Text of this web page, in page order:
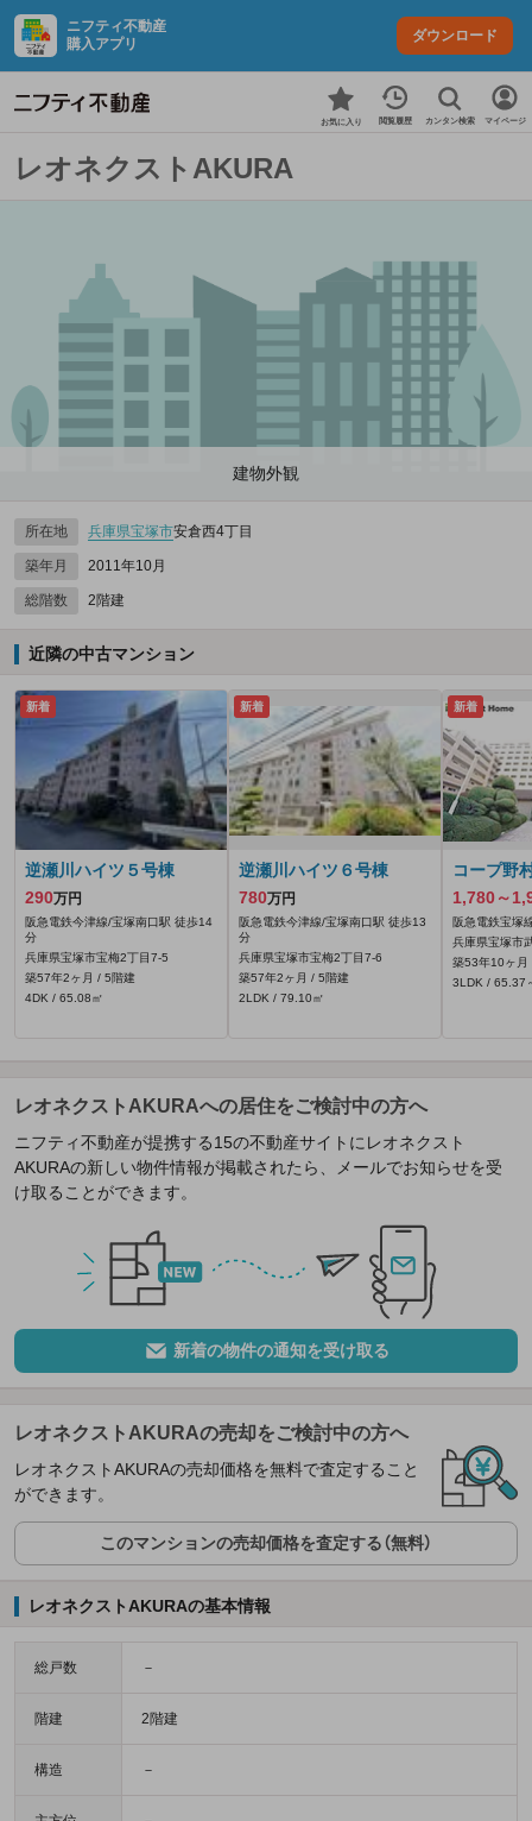
ニフティ不動産
購入アプリ
ダウンロード
お気に入り 閲覧履歴 カンタン検索 マイページ
レオネクストAKURA
建物外観
所在地 兵庫県宝塚市安倉西4丁目
築年月 2011年10月
総階数 2階建
近隣の中古マンション
新着
逆瀬川ハイツ５号棟
290万円
阪急電鉄今津線/宝塚南口駅 徒歩14
分
兵庫県宝塚市宝梅2丁目7-5
築57年2ヶ月 / 5階建
4DK / 65.08㎡
新着
逆瀬川ハイツ６号棟
780万円
阪急電鉄今津線/宝塚南口駅 徒歩13
分
兵庫県宝塚市宝梅2丁目7-6
築57年2ヶ月 / 5階建
2LDK / 79.10㎡
新着
コープ野
1,780～
阪急電鉄宝塚
兵庫県宝塚市
築53年10ヶ月
3LDK / 65.37
レオネクストAKURAへの居住をご検討中の方へ
ニフティ不動産が提携する15の不動産サイトにレオネクスト
AKURAの新しい物件情報が掲載されたら、メールでお知らせを受
け取ることができます。
新着の物件の通知を受け取る
レオネクストAKURAの売却をご検討中の方へ
レオネクストAKURAの売却価格を無料で査定すること
ができます。
このマンションの売却価格を査定する（無料）
レオネクストAKURAの基本情報
総戸数 －
階建 2階建
構造 －